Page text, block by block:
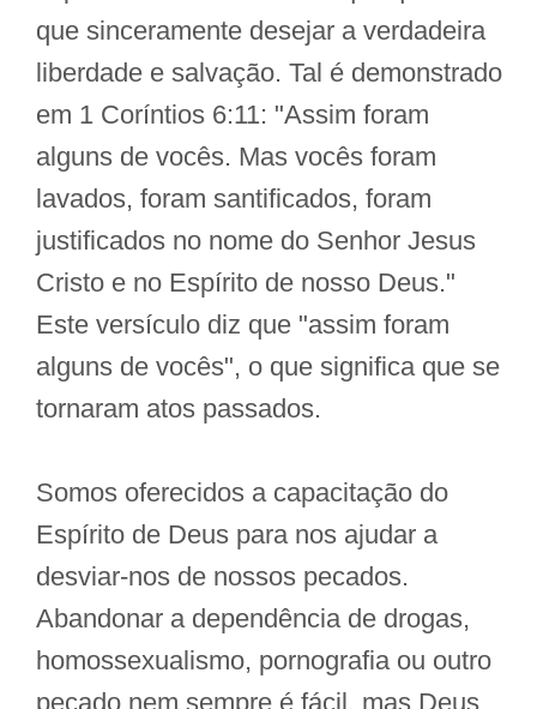
que sinceramente desejar a verdadeira
liberdade e salvação. Tal é demonstrado
em 1 Coríntios 6:11: "Assim foram
alguns de vocês. Mas vocês foram
lavados, foram santificados, foram
justificados no nome do Senhor Jesus
Cristo e no Espírito de nosso Deus."
Este versículo diz que "assim foram
alguns de vocês", o que significa que se
tornaram atos passados.
Somos oferecidos a capacitação do
Espírito de Deus para nos ajudar a
desviar-nos de nossos pecados.
Abandonar a dependência de drogas,
homossexualismo, pornografia ou outro
pecado nem sempre é fácil, mas Deus